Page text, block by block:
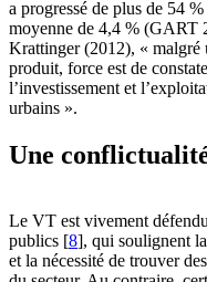
a progressé de plus de 54
moyenne de 4,4 % (GART
Krattinger (2012), « malgré
produit, force est de
l’investissement et
urbains ».
Une
Le VT est vivement
publics [8], qui soulignent
et la nécessité de trouver